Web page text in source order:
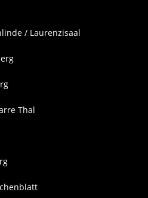
/ Laurenzisaal
Thal